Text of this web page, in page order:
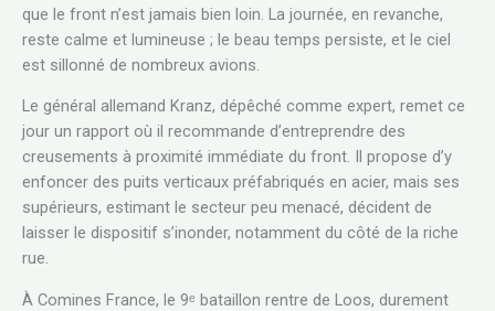
que le front n’est jamais bien loin. La journée, en revanche,
reste calme et lumineuse ; le beau temps persiste, et le ciel
est sillonné de nombreux avions.
Le général allemand Kranz, dépêché comme expert, remet ce
jour un rapport où il recommande d’entreprendre des
creusements à proximité immédiate du front. Il propose d’y
enfoncer des puits verticaux préfabriqués en acier, mais ses
supérieurs, estimant le secteur peu menacé, décident de
laisser le dispositif s’inonder, notamment du côté de la riche
rue.
À Comines France, le 9ᵉ bataillon rentre de Loos, durement